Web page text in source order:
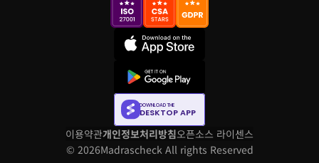
DOWNLOAD THE
DESKTOP APP
이용약관개인정보처리방침오픈소스 라이센스
© 2026Madrascheck All rights Reserved